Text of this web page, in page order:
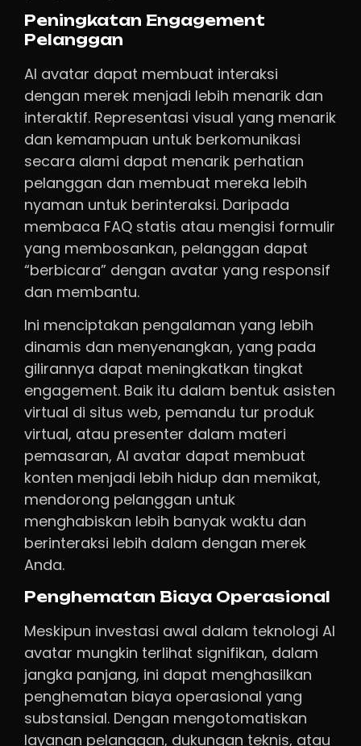
Peningkatan Engagement
Pelanggan
AI avatar dapat membuat interaksi
dengan merek menjadi lebih menarik dan
interaktif. Representasi visual yang menarik
dan kemampuan untuk berkomunikasi
secara alami dapat menarik perhatian
pelanggan dan membuat mereka lebih
nyaman untuk berinteraksi. Daripada
membaca FAQ statis atau mengisi formulir
yang membosankan, pelanggan dapat
“berbicara” dengan avatar yang responsif
dan membantu.
Ini menciptakan pengalaman yang lebih
dinamis dan menyenangkan, yang pada
gilirannya dapat meningkatkan tingkat
engagement. Baik itu dalam bentuk asisten
virtual di situs web, pemandu tur produk
virtual, atau presenter dalam materi
pemasaran, AI avatar dapat membuat
konten menjadi lebih hidup dan memikat,
mendorong pelanggan untuk
menghabiskan lebih banyak waktu dan
berinteraksi lebih dalam dengan merek
Anda.
Penghematan Biaya Operasional
Meskipun investasi awal dalam teknologi AI
avatar mungkin terlihat signifikan, dalam
jangka panjang, ini dapat menghasilkan
penghematan biaya operasional yang
substansial. Dengan mengotomatiskan
layanan pelanggan, dukungan teknis, atau